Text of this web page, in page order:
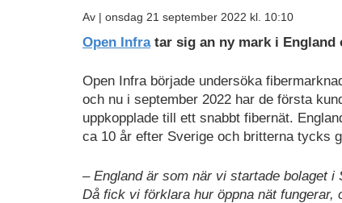
Av | onsdag 21 september 2022 kl. 10:10
Open Infratar sig an ny mark i England
Open Infra började undersöka
och nu i september 2022 har de första
uppkopplade till ett snabbt fibernät.
ca 10 år efter Sverige och britterna tycks
– England är som när vi startade bolaget
Då fick vi förklara hur öppna nät